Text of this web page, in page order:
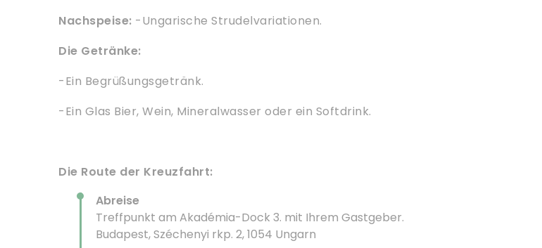
Nachspeise: -Ungarische Strudelvariationen.
Die Getränke:
-Ein Begrüßungsgetränk.
-Ein Glas Bier, Wein, Mineralwasser oder ein Softdrink.
Die Route der Kreuzfahrt:
Abreise
Treffpunkt am Akadémia-Dock 3. mit Ihrem Gastgeber.
Budapest, Széchenyi rkp. 2, 1054 Ungarn